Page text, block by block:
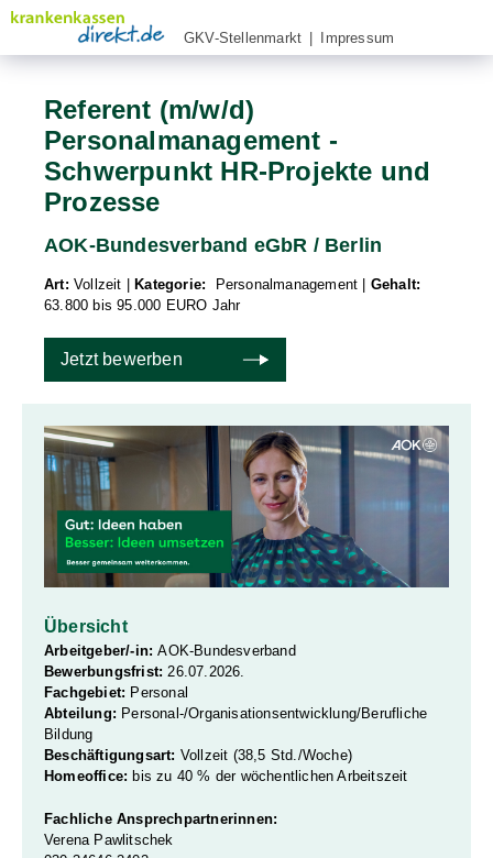
GKV-Stellenmarkt Impressum
Referent (m/w/d)
Personalmanagement -
Schwerpunkt HR-Projekte und
Prozesse
AOK-Bundesverband eGbR / Berlin
Art: Vollzeit Kategorie: Personalmanagement
Gehalt:
63.800 bis 95.000 EURO Jahr
Jetzt bewerben
Übersicht
Arbeitgeber/-in:AOK-Bundesverband
Bewerbungsfrist:26.07.2026.
Fachgebiet: Personal
Abteilung: Personal-/Organisationsentwicklung/Berufliche
Bildung
Beschäftigungsart: Vollzeit (38,5 Std./Woche)
Homeoffice: bis zu 40 % der wöchentlichen Arbeitszeit
Fachliche Ansprechpartnerinnen:
Verena Pawlitschek